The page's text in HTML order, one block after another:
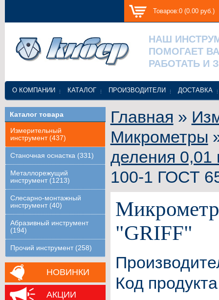
Товаров:0 (0.00 руб.)
НАШ
ПОМОГАЕТ
РАБОТАТЬ И
О КОМПАНИИ КАТАЛОГ ПРОИЗВОДИТЕЛИ ДОСТАВКА
Каталог товара
Измерительный
инструмент (437)
Станочная оснастка (331)
Металлорежущий
инструмент (1213)
Слесарно-монтажный
инструмент (40)
Абразивный инструмент
(194)
Прочий инструмент (258)
НОВИНКИ
АКЦИИ
Главная »
Микрометры
деления
100-1 ГОСТ
"GRIFF"
Код